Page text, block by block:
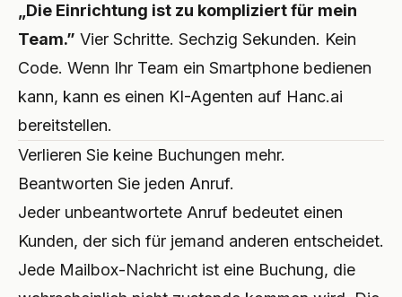
„Die Einrichtung ist zu kompliziert für mein
Team.” Vier Schritte. Sechzig Sekunden. Kein
Code. Wenn Ihr Team ein Smartphone bedienen
kann, kann es einen KI-Agenten auf Hanc.ai
bereitstellen.
Verlieren Sie keine Buchungen mehr.
Beantworten Sie jeden Anruf.
Jeder unbeantwortete Anruf bedeutet einen
Kunden, der sich für jemand anderen entscheidet.
Jede Mailbox-Nachricht ist eine Buchung, die